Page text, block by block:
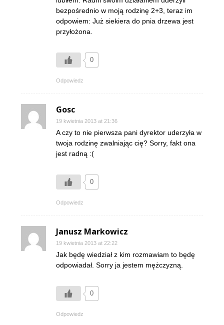
bezpośrednio w moją rodzinę 2+3, teraz im
odpowiem: Już siekiera do pnia drzewa jest
przyłożona.
0
Odpowiedz
Gosc
19 kwietnia 2013 at 21:36
A czy to nie pierwsza pani dyrektor uderzyła w
twoja rodzinę zwalniając cię? Sorry, fakt ona
jest radną :(
0
Odpowiedz
Janusz Markowicz
19 kwietnia 2013 at 22:22
Jak będę wiedział z kim rozmawiam to będę
odpowiadał. Sorry ja jestem mężczyzną.
0
Odpowiedz